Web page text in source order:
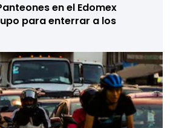
en el Edomex
para enterrar a los